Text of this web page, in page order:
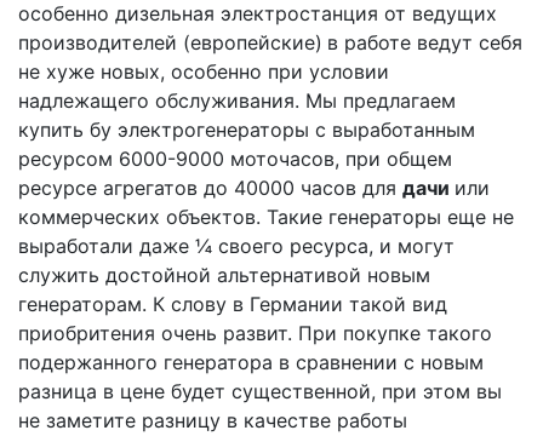
особенно дизельная электростанция от ведущих
производителей (европейские) в работе ведут себя
не хуже новых, особенно при условии
надлежащего обслуживания. Мы предлагаем
купить бу электрогенераторы с выработанным
ресурсом 6000-9000 моточасов, при общем
ресурсе агрегатов до 40000 часов для дачи или
коммерческих объектов. Такие генераторы еще не
выработали даже ¼ своего ресурса, и могут
служить достойной альтернативой новым
генераторам. К слову в Германии такой вид
приобритения очень развит. При покупке такого
подержанного генератора в сравнении с новым
разница в цене будет существенной, при этом вы
не заметите разницу в качестве работы